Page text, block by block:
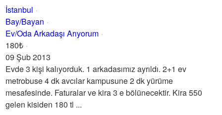
İstanbul
Bay/Bayan
Ev/Oda Arkadaşı Arıyorum
180₺
09 Şub 2013
Evde 3 kişi kalıyorduk. 1 arkadasımız ayrıldı. 2+1 ev
metrobuse 4 dk avcılar kampusune 2 dk yürüme
mesafesinde. Faturalar ve kira 3 e bölünecektir. Kira 550
gelen kisiden 180 tl ...